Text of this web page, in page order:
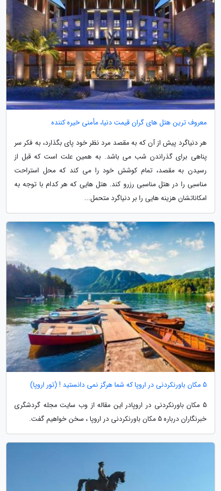
معروف ترین هتل های گران قیمت دنیا، مأمنی خیره کننده
هر دنیاگرد پیش از آن که به مقصد مرد نظر خود پای بگذارد، به فکر سر
پناهی برای گذراندن شب می باشد. به همین علت است که قبل از
رسیدن به مقصد، تمام کوشش خود را می کند که محل استراحت
مناسبی را در هتل مناسبی رزرو کند. هتل هایی که هر کدام با توجه به
امکاناتشان هزینه هایی را بر دنیاگرد متحمل...
5 مکان باورنکردنی در اروپا که شما هرگز نمی دانستید ! (تور اروپا)
5 مکان باورنکردنی در اروپادر این مقاله از وب سایت مجله گردشگری
خبرنگاران درباره 5 مکان باورنکردنی در اروپا ، سخن خواهیم گفت.